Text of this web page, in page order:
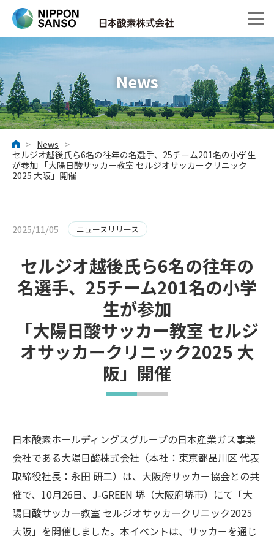
News
ホーム
> News >
セルジオ越後氏ら6名の往年の名選手、25チーム201名の小学生
が参加 「大陽日酸サッカー教室 セルジオサッカークリニック
2025 大阪」開催
2025/11/05 ニュースリリース
セルジオ越後氏ら6名の往年の
名選手、25チーム201名の小学
生が参加
「大陽日酸サッカー教室 セルジ
オサッカークリニック2025 大
阪」開催
日本酸素ホールディングスグループの日本産業ガス事業
会社である大陽日酸株式会社（本社：東京都品川区 代表
取締役社長：永田 研二）は、大阪府サッカー協会との共
催で、10月26日、J-GREEN 堺（大阪府堺市）にて「大
陽日酸サッカー教室 セルジオサッカークリニック2025
大阪」を開催しました。本イベントは、サッカーを通じ